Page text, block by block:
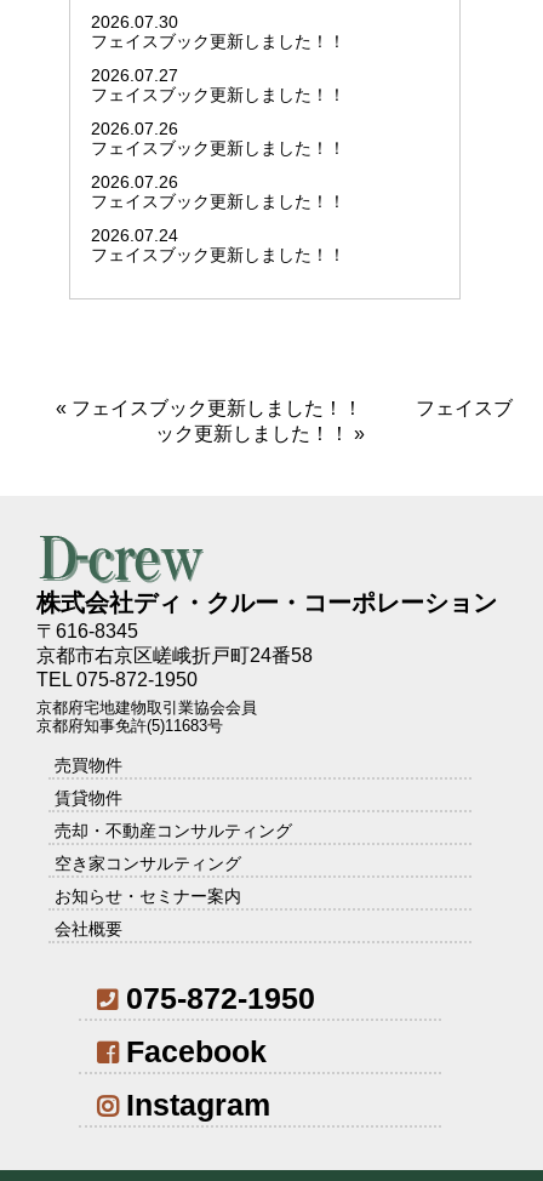
2026.07.30
フェイスブック更新しました！！
2026.07.27
フェイスブック更新しました！！
2026.07.26
フェイスブック更新しました！！
2026.07.26
フェイスブック更新しました！！
2026.07.24
フェイスブック更新しました！！
« フェイスブック更新しました！！
フェイスブ
ック更新しました！！
»
株式会社ディ・クルー・コーポレーション
〒616-8345
京都市右京区嵯峨折戸町24番58
TEL 075-872-1950
京都府宅地建物取引業協会会員
京都府知事免許(5)11683号
売買物件
賃貸物件
売却・不動産コンサルティング
空き家コンサルティング
お知らせ・セミナー案内
会社概要
075-872-1950
Facebook
Instagram